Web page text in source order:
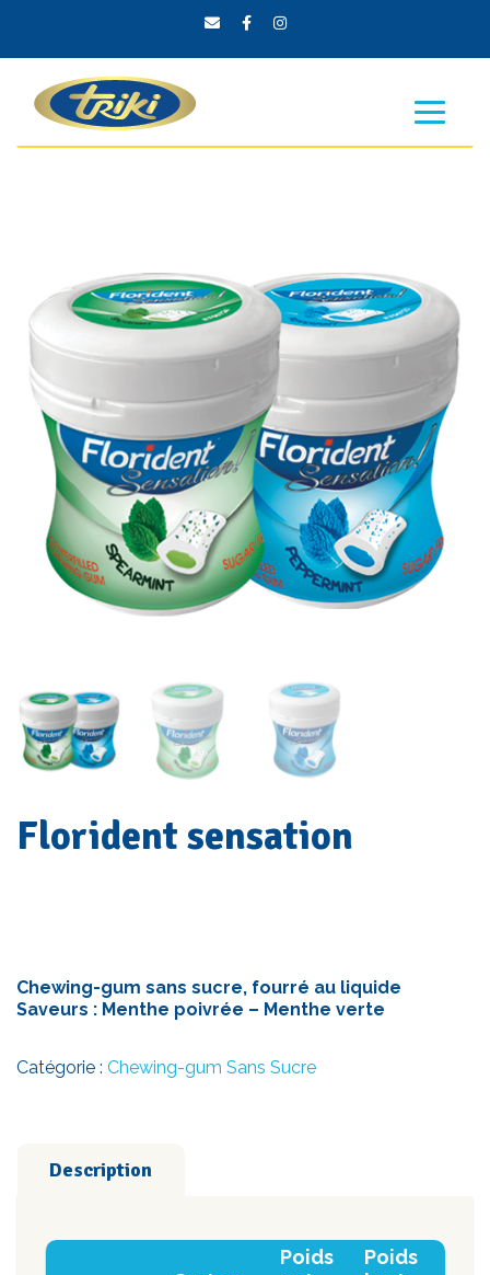
Florident sensation
Chewing-gum sans sucre, fourré au liquide
Saveurs : Menthe poivrée – Menthe verte
Catégorie : Chewing-gum Sans Sucre
Description
Poids
Poids